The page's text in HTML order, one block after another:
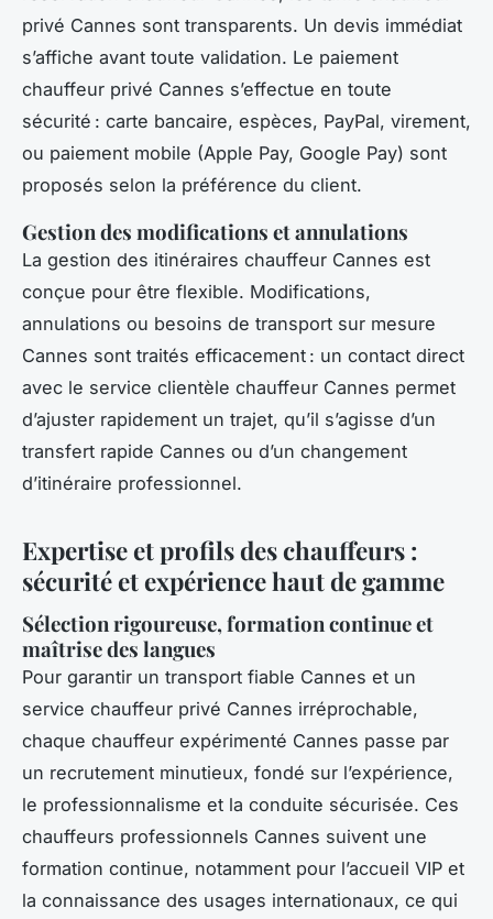
privé Cannes sont transparents. Un devis immédiat
s’affiche avant toute validation. Le paiement
chauffeur privé Cannes s’effectue en toute
sécurité : carte bancaire, espèces, PayPal, virement,
ou paiement mobile (Apple Pay, Google Pay) sont
proposés selon la préférence du client.
Gestion des modifications et annulations
La gestion des itinéraires chauffeur Cannes est
conçue pour être flexible. Modifications,
annulations ou besoins de transport sur mesure
Cannes sont traités efficacement : un contact direct
avec le service clientèle chauffeur Cannes permet
d’ajuster rapidement un trajet, qu’il s’agisse d’un
transfert rapide Cannes ou d’un changement
d’itinéraire professionnel.
Expertise et profils des chauffeurs :
sécurité et expérience haut de gamme
Sélection rigoureuse, formation continue et
maîtrise des langues
Pour garantir un transport fiable Cannes et un
service chauffeur privé Cannes irréprochable,
chaque chauffeur expérimenté Cannes passe par
un recrutement minutieux, fondé sur l’expérience,
le professionnalisme et la conduite sécurisée. Ces
chauffeurs professionnels Cannes suivent une
formation continue, notamment pour l’accueil VIP et
la connaissance des usages internationaux, ce qui